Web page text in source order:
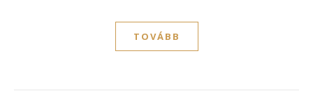
TOVÁBB